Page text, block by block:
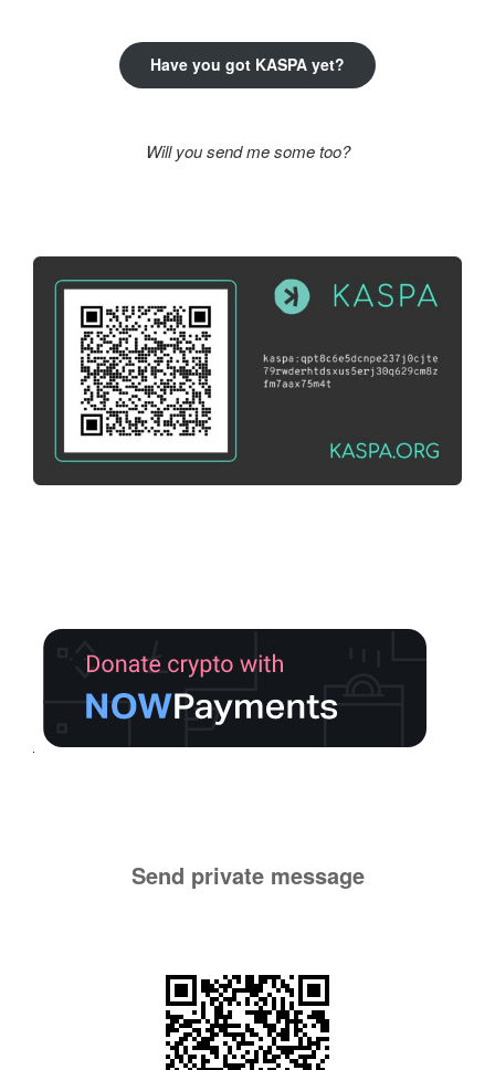
Have you got KASPA yet?
Will you send me some too?
Send private message